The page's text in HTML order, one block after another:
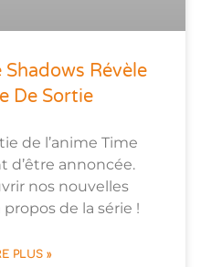
Shadows Révèle
De Sortie
de l’anime Time
d’être annoncée.
nos nouvelles
de la série !
PLUS »